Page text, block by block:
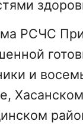
РСЧС
и